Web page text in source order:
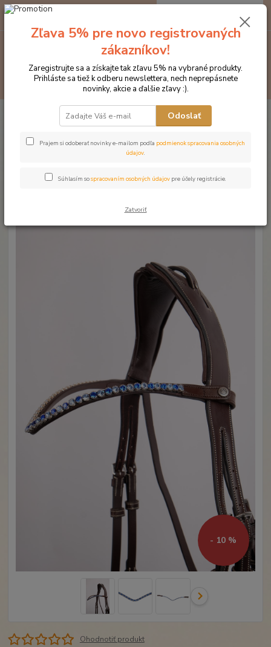
Hľadať
za0 €
Značka oblečenia MONTAR ZĽAVY!
Čelenky na uzdečky
MONTAR Sapphire light blue hnedá
MONTAR Sapphire light blue
hnedá
- 10 %
Ohodnotiť produkt
Zľava 5% pre novo registrovaných
zákazníkov!
Zaregistrujte sa a získajte tak zľavu 5% na vybrané produkty.
Prihláste sa tiež k odberu newslettera, nech neprepásnete
novinky, akcie a ďalšie zľavy :).
Odoslať
Prajem si odoberať novinky e-mailom podľa podmienok spracovania osobných
údajov.
Súhlasím sospracovaním osobných údajov pre účely registrácie.
Zatvoriť